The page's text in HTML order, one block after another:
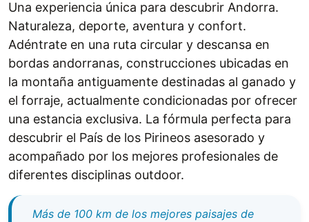
Una experiencia única para descubrir Andorra.
Naturaleza, deporte, aventura y confort.
Adéntrate en una ruta circular y descansa en
bordas andorranas, construcciones ubicadas en
la montaña antiguamente destinadas al ganado y
el forraje, actualmente condicionadas por ofrecer
una estancia exclusiva. La fórmula perfecta para
descubrir el País de los Pirineos asesorado y
acompañado por los mejores profesionales de
diferentes disciplinas outdoor.
Más de 100 km de los mejores paisajes de